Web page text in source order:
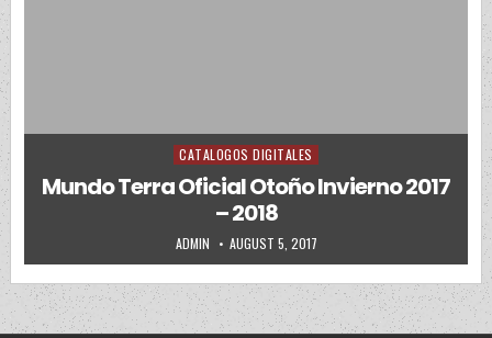
Posted in
CATALOGOS DIGITALES
Mundo Terra Oficial Otoño Invierno 2017
– 2018
AUTHOR:
ADMIN PUBLISHED DATE:
AUGUST 5, 2017